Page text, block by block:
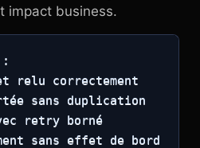
impact business.
:
relu correctement
sans duplication
retry borné
sans effet de bord